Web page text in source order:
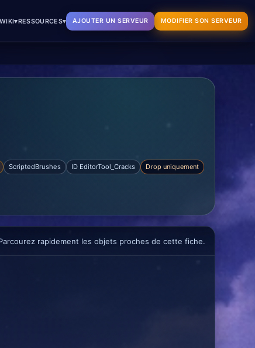
WIKI▾RESSOURCES▾ AJOUTER UN SERVEUR MODIFIER SON SERVEUR
ScriptedBrushes ID EditorTool_Cracks Drop uniquement
rapidement les objets proches de cette fiche.